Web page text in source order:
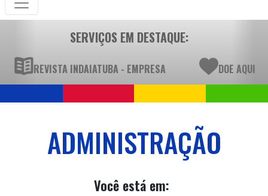
SERVIÇOS EM DESTAQUE:
REVISTA INDAIATUBA - EMPRESA DOE AQUI
ADMINISTRAÇÃO
Você está em: